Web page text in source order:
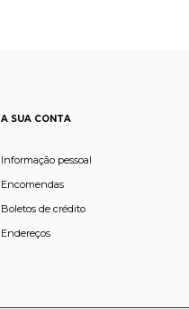
A SUA CONTA
Informação pessoal
Encomendas
Boletos de crédito
Endereços